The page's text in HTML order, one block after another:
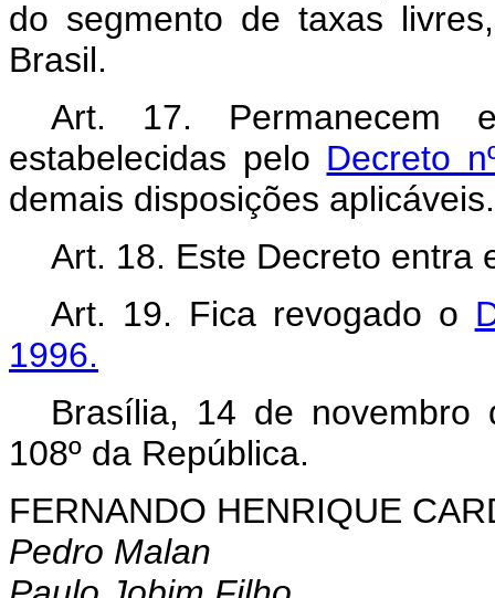
do segmento de taxas
Brasil.
Art. 17. Permanecem
estabelecidas pelo Decreto
demais disposições aplicáveis.
Art. 18. Este Decreto entra
Art. 19. Fica revogado o
1996.
Brasília, 14 de novembro
108º da República.
FERNANDO HENRIQUE
Pedro Malan